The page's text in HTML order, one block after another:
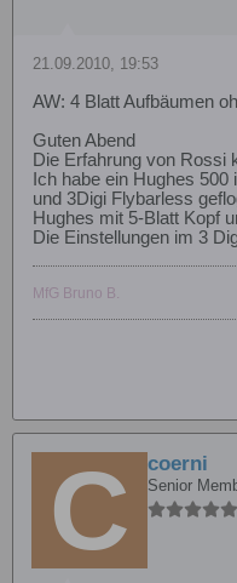
21.09.2010, 19:53
AW: 4 Blatt Aufbäumen
Guten Abend
Die Erfahrung von Rossi
Ich habe ein Hughes
und 3Digi Flybarless
Hughes mit 5-Blatt Kopf
Die Einstellungen im 3
MfG Bruno B.
coerni
Senior